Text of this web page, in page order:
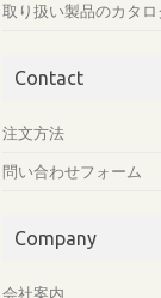
取り扱い製品のカタロ
Contact
注文方法
問い合わせフォーム
Company
会社案内